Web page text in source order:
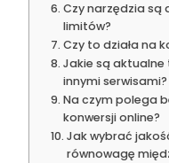
Czy narzędzia są
limitów?
Czy to działa na
Jakie są
innymi serwisami?
Na czym polega
konwersji online?
Jak wybrać
równowagę